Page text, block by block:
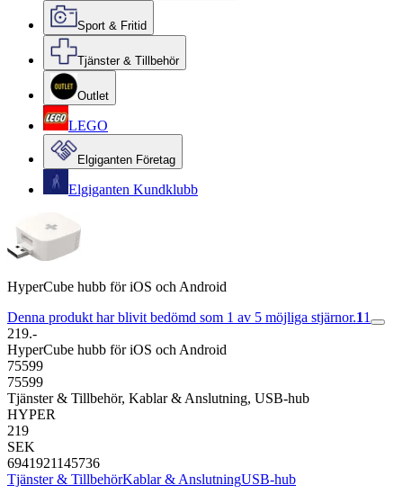
Sport & Fritid
Tjänster & Tillbehör
Outlet
LEGO
Elgiganten Företag
Elgiganten Kundklubb
HyperCube hubb för iOS och Android
Denna produkt har blivit bedömd som 1 av 5 möjliga stjärnor.11
219.-
HyperCube hubb för iOS och Android
75599
75599
Tjänster & Tillbehör, Kablar & Anslutning, USB-hub
HYPER
219
SEK
6941921145736
Tjänster & TillbehörKablar & AnslutningUSB-hub